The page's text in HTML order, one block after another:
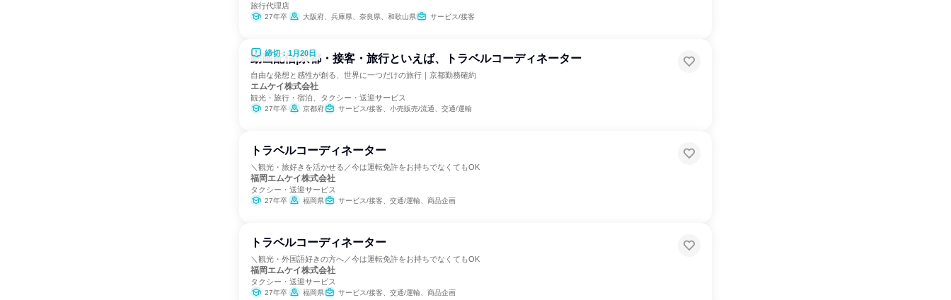
旅行代理店
27年卒 大阪府、兵庫県、奈良県、和歌山県 サービス/接客
締切：1月20日
動画配信|京都・接客・旅行といえば、トラベルコーディネーター
自由な発想と感性が創る、世界に一つだけの旅行｜京都勤務確約
エムケイ株式会社
観光・旅行・宿泊、タクシー・送迎サービス
27年卒 京都府 サービス/接客、小売販売/流通、交通/運輸
トラベルコーディネーター
＼観光・旅好きを活かせる／今は運転免許をお持ちでなくてもOK
福岡エムケイ株式会社
タクシー・送迎サービス
27年卒 福岡県 サービス/接客、交通/運輸、商品企画
トラベルコーディネーター
＼観光・外国語好きの方へ／今は運転免許をお持ちでなくてもOK
福岡エムケイ株式会社
タクシー・送迎サービス
27年卒 福岡県 サービス/接客、交通/運輸、商品企画